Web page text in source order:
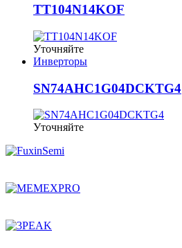
TT104N14KOF
Уточняйте
Инверторы
SN74AHC1G04DCKTG4
Уточняйте